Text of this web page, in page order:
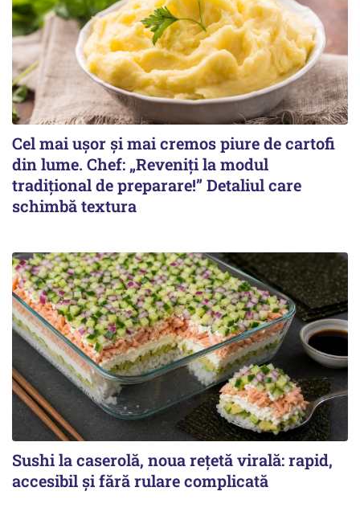
Cel mai ușor și mai cremos piure de cartofi
din lume. Chef: „Reveniți la modul
tradițional de preparare!” Detaliul care
schimbă textura
Sushi la caserolă, noua rețetă virală: rapid,
accesibil și fără rulare complicată